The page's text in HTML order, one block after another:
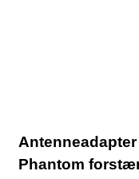
Antenneadapter
Phantom